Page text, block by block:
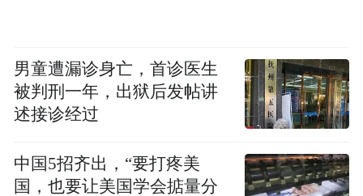
男童遭漏诊身亡，首诊医生
被判刑一年，出狱后发帖讲
述接诊经过
中国5招齐出，“要打疼美
国，也要让美国学会掂量分